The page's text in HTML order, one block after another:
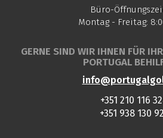
Büro-
Montag - Freitag:
GERNE SIND WIR IHNEN FÜR
PORTUGAL
+351 210 116
+351 938 130